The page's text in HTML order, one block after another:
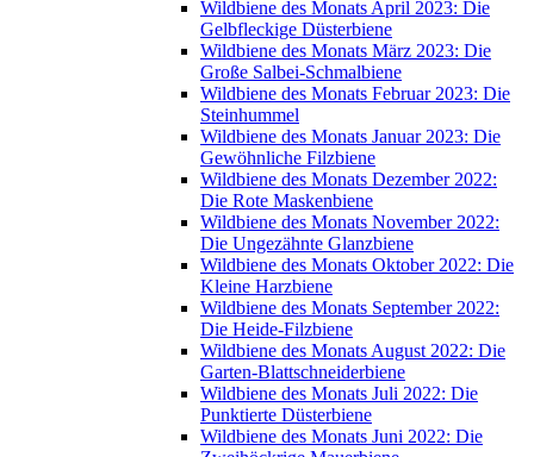
Wildbiene des Monats April 2023: Die
Gelbfleckige Düsterbiene
Wildbiene des Monats März 2023: Die
Große Salbei-Schmalbiene
Wildbiene des Monats Februar 2023: Die
Steinhummel
Wildbiene des Monats Januar 2023: Die
Gewöhnliche Filzbiene
Wildbiene des Monats Dezember 2022:
Die Rote Maskenbiene
Wildbiene des Monats November 2022:
Die Ungezähnte Glanzbiene
Wildbiene des Monats Oktober 2022: Die
Kleine Harzbiene
Wildbiene des Monats September 2022:
Die Heide-Filzbiene
Wildbiene des Monats August 2022: Die
Garten-Blattschneiderbiene
Wildbiene des Monats Juli 2022: Die
Punktierte Düsterbiene
Wildbiene des Monats Juni 2022: Die